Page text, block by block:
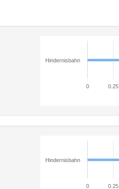
Hindernisbahn
0 0.25
Hindernisbahn
0 0.25